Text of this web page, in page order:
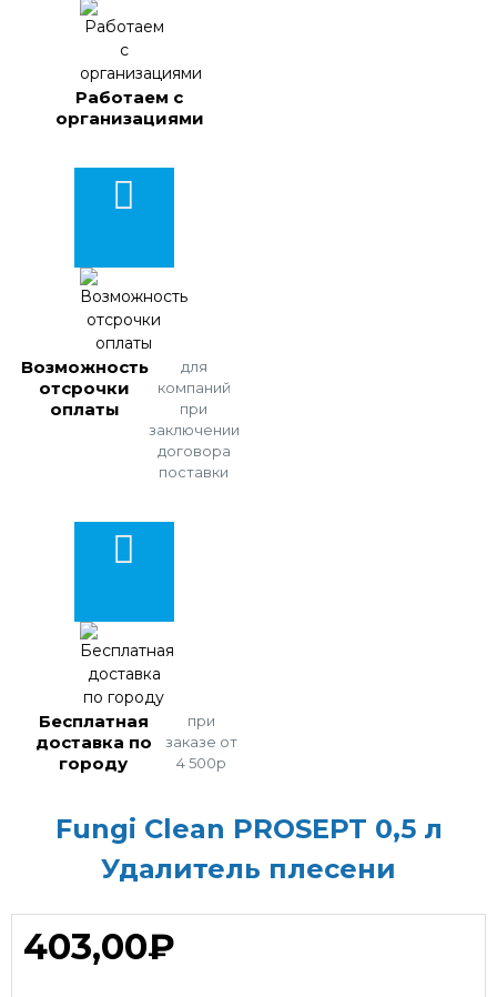
Работаем с
организациями
Возможность
отсрочки
оплаты
для
компаний
при
заключении
договора
поставки
Бесплатная
доставка по
городу
при
заказе от
4 500р
Fungi Clean PROSEPT 0,5 л
Удалитель плесени
403,00₽